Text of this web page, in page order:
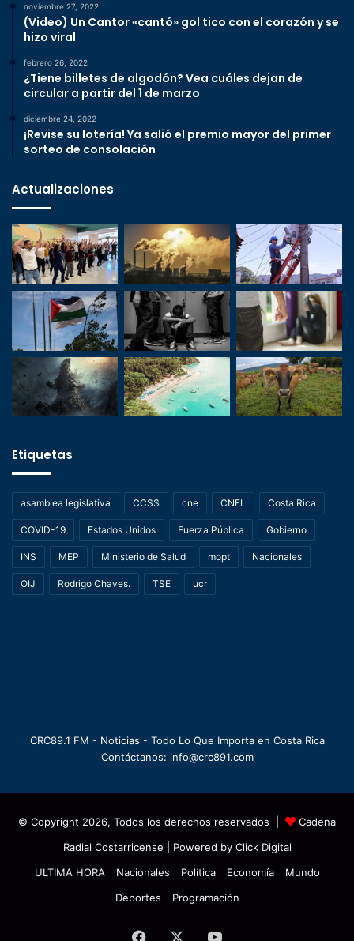
noviembre 27, 2022
(Video) Un Cantor «cantó» gol tico con el corazón y se
hizo viral
febrero 26, 2022
¿Tiene billetes de algodón? Vea cuáles dejan de
circular a partir del 1 de marzo
diciembre 24, 2022
¡Revise su lotería! Ya salió el premio mayor del primer
sorteo de consolación
Actualizaciones
Etiquetas
asamblea legislativa CCSS cne CNFL Costa Rica
COVID-19 Estados Unidos Fuerza Pública Gobierno
INS MEP Ministerio de Salud mopt Nacionales
OIJ Rodrigo Chaves. TSE ucr
CRC89.1 FM - Noticias - Todo Lo Que Importa en Costa Rica
Contáctanos: info@crc891.com
© Copyright 2026, Todos los derechos reservados |
Cadena
Radial Costarricense | Powered by Click Digital
ULTIMA HORA
Nacionales Política Economía
Mundo
Deportes
Programación
Facebook YouTube